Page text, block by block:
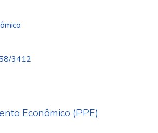
3412
Econômico (PPE)